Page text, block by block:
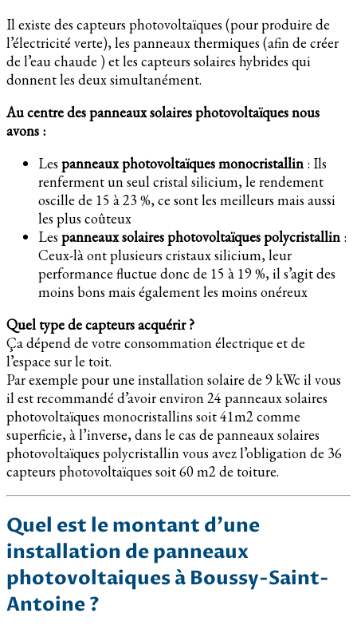
Il existe des capteurs photovoltaïques (pour produire de
l’électricité verte), les panneaux thermiques (afin de créer
de l’eau chaude ) et les capteurs solaires hybrides qui
donnent les deux simultanément.
Au centre des panneaux solaires photovoltaïques nous
avons :
Les panneaux photovoltaïques monocristallin : Ils
renferment un seul cristal silicium, le rendement
oscille de 15 à 23 %, ce sont les meilleurs mais aussi
les plus coûteux
Les panneaux solaires photovoltaïques polycristallin :
Ceux-là ont plusieurs cristaux silicium, leur
performance fluctue donc de 15 à 19 %, il s’agit des
moins bons mais également les moins onéreux
Quel type de capteurs acquérir ?
Ça dépend de votre consommation électrique et de
l’espace sur le toit.
Par exemple pour une installation solaire de 9 kWc il vous
il est recommandé d’avoir environ 24 panneaux solaires
photovoltaïques monocristallins soit 41m2 comme
superficie, à l’inverse, dans le cas de panneaux solaires
photovoltaïques polycristallin vous avez l’obligation de 36
capteurs photovoltaïques soit 60 m2 de toiture.
Quel est le montant d’une
installation de panneaux
photovoltaiques à Boussy-Saint-
Antoine ?